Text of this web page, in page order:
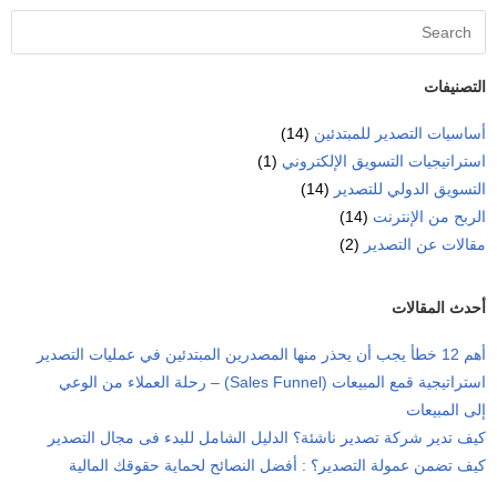
التصنيفات
أساسيات التصدير للمبتدئين (14)
استراتيجيات التسويق الإلكتروني (1)
التسويق الدولي للتصدير (14)
الربح من الإنترنت (14)
مقالات عن التصدير (2)
أحدث المقالات
أهم 12 خطأ يجب أن يحذر منها المصدرين المبتدئين في عمليات التصدير
استراتيجية قمع المبيعات (Sales Funnel) – رحلة العملاء من الوعي
إلى المبيعات
كيف تدير شركة تصدير ناشئة؟ الدليل الشامل للبدء فى مجال التصدير
كيف تضمن عمولة التصدير؟ : أفضل النصائح لحماية حقوقك المالية